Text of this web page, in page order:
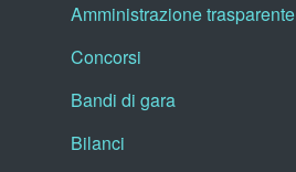
Amministrazione trasparente
Concorsi
Bandi di gara
Bilanci